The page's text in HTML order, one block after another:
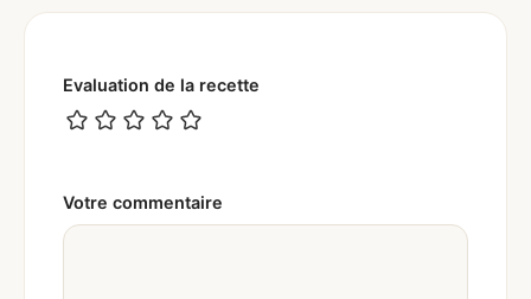
Evaluation de la recette
Votre commentaire